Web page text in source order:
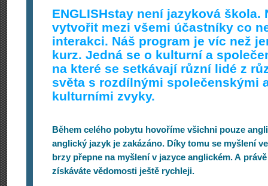
ENGLISHstay není jazyková škola.
vytvořit mezi všemi účastníky co
interakci. Náš program je víc než
kurz. Jedná se o kulturní a
na které se setkávají různí lidé z
světa s rozdílnými společenskými
kulturními zvyky.
Během celého pobytu hovoříme všichni pouze
anglický jazyk je zakázáno. Díky tomu se myšlení
brzy přepne na myšlení v jazyce anglickém. A
získáváte vědomosti ještě rychleji.